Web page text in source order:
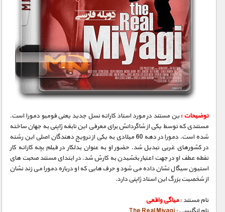
گردشگری
ماورایی
مسابقات / ورزشی
مستند های اختصاصی
توضیحات :ین مستند در مورد استاد کاراته نسل جدید یعنی فومیو دمورا است.
مستندی که توسط یکی از شاگردانش برای معرفی این نابغه ژاپنی به جهان ساخته
شده است. دمورا در دهه 60 میلادی به یکی از ترویج دهندگان اصلی این رشته
در کشورهای غربی تبدیل شد. حضور او به عنوان بدلکار در فیلم بچه کاراته کار
نقطه عطف او در جهت اعتبار بخشیدن به کارش شد. در ابتدای مستند صحبت های
استیون سیگال نشان داده می شود و حرف هایی که او درباره دمورا می زند نشان
از شخصیت بزرگ این استاد ژاپنی دارد.
نام مستند :میاگی واقعی